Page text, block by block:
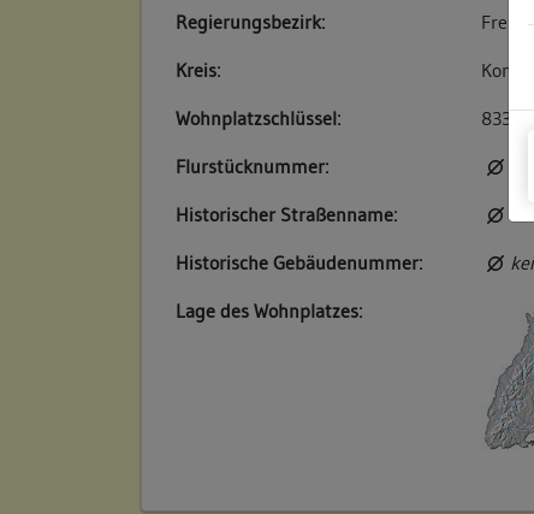
Regierungsbezirk:
Kreis:
Wohnplatzschlüssel:
Flurstücknummer:
Historischer Straßenname:
Historische Gebäudenummer:
Lage des Wohnplatzes: